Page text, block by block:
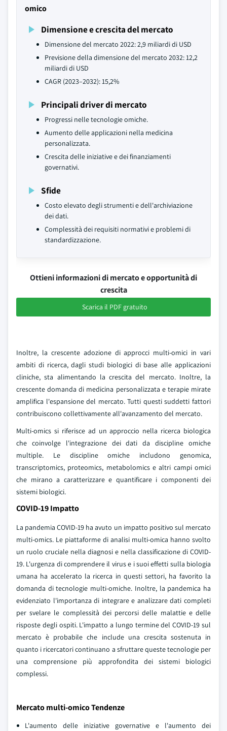
omico
Dimensione e crescita del mercato
Dimensione del mercato 2022: 2,9 miliardi di USD
Previsione della dimensione del mercato 2032: 12,2
miliardi di USD
CAGR (2023–2032): 15,2%
Principali driver di mercato
Progressi nelle tecnologie omiche.
Aumento delle applicazioni nella medicina
personalizzata.
Crescita delle iniziative e dei finanziamenti
governativi.
Sfide
Costo elevato degli strumenti e dell'archiviazione
dei dati.
Complessità dei requisiti normativi e problemi di
standardizzazione.
Ottieni informazioni di mercato e opportunità di
crescita
Scarica il PDF gratuito
Inoltre, la crescente adozione di approcci multi-omici in vari
ambiti di ricerca, dagli studi biologici di base alle applicazioni
cliniche, sta alimentando la crescita del mercato. Inoltre, la
crescente domanda di medicina personalizzata e terapie mirate
amplifica l'espansione del mercato. Tutti questi suddetti fattori
contribuiscono collettivamente all'avanzamento del mercato.
Multi-omics si riferisce ad un approccio nella ricerca biologica
che coinvolge l'integrazione dei dati da discipline omiche
multiple. Le discipline omiche includono genomica,
transcriptomics, proteomics, metabolomics e altri campi omici
che mirano a caratterizzare e quantificare i componenti dei
sistemi biologici.
COVID-19 Impatto
La pandemia COVID-19 ha avuto un impatto positivo sul mercato
multi-omics. Le piattaforme di analisi multi-omica hanno svolto
un ruolo cruciale nella diagnosi e nella classificazione di COVID-
19. L'urgenza di comprendere il virus e i suoi effetti sulla biologia
umana ha accelerato la ricerca in questi settori, ha favorito la
domanda di tecnologie multi-omiche. Inoltre, la pandemica ha
evidenziato l'importanza di integrare e analizzare dati completi
per svelare le complessità dei percorsi delle malattie e delle
risposte degli ospiti. L'impatto a lungo termine del COVID-19 sul
mercato è probabile che include una crescita sostenuta in
quanto i ricercatori continuano a sfruttare queste tecnologie per
una comprensione più approfondita dei sistemi biologici
complessi.
Mercato multi-omico Tendenze
L'aumento delle iniziative governative e l'aumento dei